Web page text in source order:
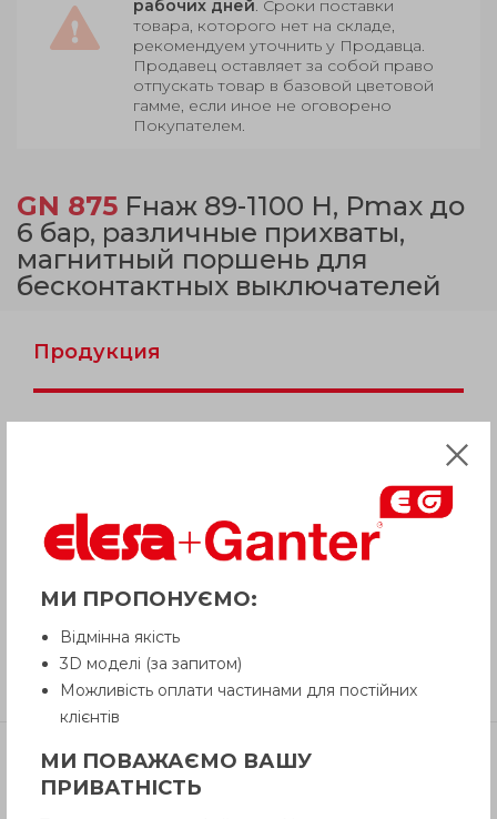
рабочих дней. Сроки поставки
товара, которого нет на складе,
рекомендуем уточнить у Продавца.
Продавец оставляет за собой право
отпускать товар в базовой цветовой
гамме, если иное не оговорено
Покупателем.
GN 875 Fнаж 89-1100 Н, Рmax до
6 бар, различные прихваты,
магнитный поршень для
бесконтактных выключателей
Продукция
Вопрос о продукции
Инструкция (pdf.)
Отзывы
Артикул Наличие
МИ ПРОПОНУЄМО:
Відмінна якість
3D моделі (за запитом)
Можливість оплати частинами для постійних
клієнтів
МИ ПОВАЖАЄМО ВАШУ
ПРИВАТНІСТЬ